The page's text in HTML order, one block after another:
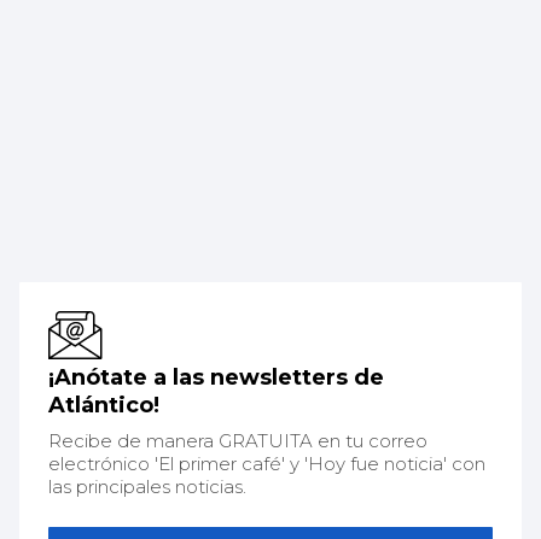
¡Anótate a las newsletters de
Atlántico!
Recibe de manera GRATUITA en tu correo
electrónico 'El primer café' y 'Hoy fue noticia' con
las principales noticias.